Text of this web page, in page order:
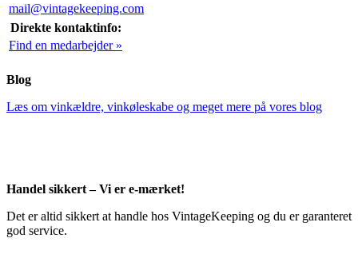
mail@vintagekeeping.com
Direkte kontaktinfo:
Find en medarbejder »
Blog
Læs om vinkældre, vinkøleskabe og meget mere på vores blog
Handel sikkert – Vi er e-mærket!
Det er altid sikkert at handle hos VintageKeeping og du er garanteret
god service.